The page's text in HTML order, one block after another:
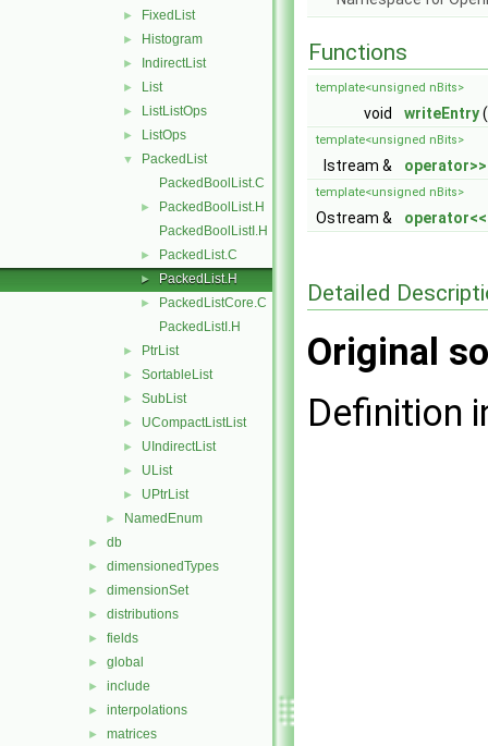
► FixedList
► Histogram
► IndirectList
► List
► ListListOps
► ListOps
▼
PackedList
PackedBoolList.C
►
PackedBoolList.H
PackedBoolListI.H
► PackedList.C
► PackedList.H
►
PackedListCore.C
PackedListI.H
► PtrList
► SortableList
► SubList
► UCompactListList
► UIndirectList
► UList
► UPtrList
► NamedEnum
► db
► dimensionedTypes
► dimensionSet
► distributions
► fields
► global
► include
► interpolations
► matrices
Functions
template<unsigned nBits>
void writeEntry
template<unsigned nBits>
Istream & operator>>
template<unsigned nBits>
Ostream & operator<<
Detailed
Original
Definition